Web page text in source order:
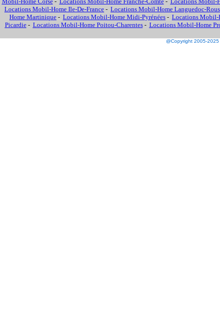
Locations Mobil-Home Ile-De-France - Locations Mobil-Home Languedoc-
Home Martinique - Locations Mobil-Home Midi-Pyrénées - Locations Mobil-
Picardie- Locations Mobil-Home Poitou-Charentes- Locations Mobil-Home
@Copyright 2005-